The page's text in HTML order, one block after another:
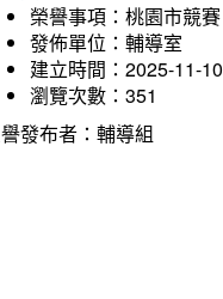
榮譽事項：桃園市競賽
發佈單位：輔導室
建立時間：2025-11-10
瀏覽次數：351
發布者：輔導組